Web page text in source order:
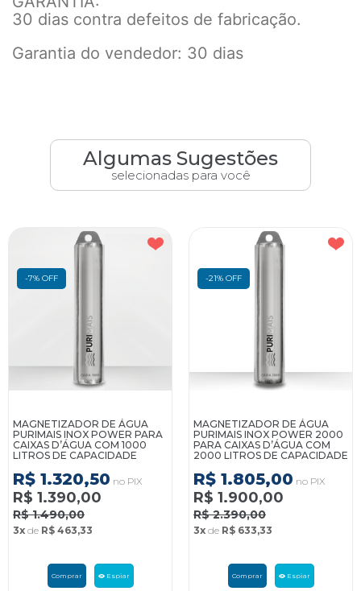
30 dias contra defeitos de fabricação.
Garantia do vendedor: 30 dias
Algumas Sugestões
selecionadas para você
MAGNETIZADOR DE ÁGUA
PURIMAIS INOX POWER PARA
CAIXAS D’ÁGUA COM 1000
LITROS DE CAPACIDADE
-7% OFF
R$ 1.320,50 no PIX
R$ 1.390,00
R$ 1.490,00
3x de R$ 463,33
Comprar Espiar
MAGNETIZADOR DE ÁGUA
PURIMAIS INOX POWER 2000
PARA CAIXAS D’ÁGUA COM
2000 LITROS DE CAPACIDADE
-21% OFF
R$ 1.805,00 no PIX
R$ 1.900,00
R$ 2.390,00
3x de R$ 633,33
Comprar Espiar